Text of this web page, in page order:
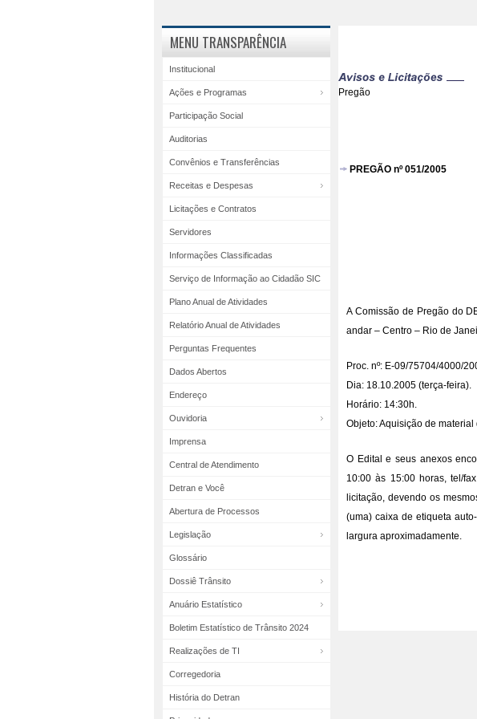
MENU TRANSPARÊNCIA
Institucional
Ações e Programas
Participação Social
Auditorias
Convênios e Transferências
Receitas e Despesas
Licitações e Contratos
Servidores
Informações Classificadas
Serviço de Informação ao Cidadão SIC
Plano Anual de Atividades
Relatório Anual de Atividades
Perguntas Frequentes
Dados Abertos
Endereço
Ouvidoria
Imprensa
Central de Atendimento
Detran e Você
Abertura de Processos
Legislação
Glossário
Dossiê Trânsito
Anuário Estatístico
Boletim Estatístico de Trânsito 2024
Realizações de TI
Corregedoria
História do Detran
Pregão
PREGÃO nº 051/2005
A Comissão de Pregão do
andar – Centro – Rio de
Proc. nº: E-09/75704/4000/
Dia: 18.10.2005 (terça-feira).
Horário: 14:30h.
Objeto: Aquisição de material
O Edital e seus anexos
10:00 às 15:00 horas, tel/
licitação, devendo os
(uma) caixa de etiqueta
largura aproximadamente.